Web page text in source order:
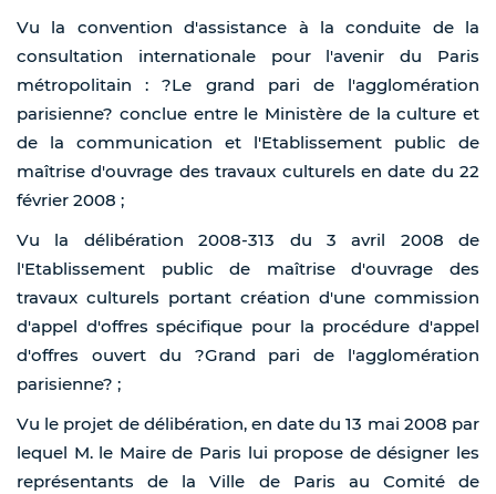
Vu la convention d'assistance à la conduite de la
consultation internationale pour l'avenir du Paris
métropolitain : ?Le grand pari de l'agglomération
parisienne? conclue entre le Ministère de la culture et
de la communication et l'Etablissement public de
maîtrise d'ouvrage des travaux culturels en date du 22
février 2008 ;
Vu la délibération 2008-313 du 3 avril 2008 de
l'Etablissement public de maîtrise d'ouvrage des
travaux culturels portant création d'une commission
d'appel d'offres spécifique pour la procédure d'appel
d'offres ouvert du ?Grand pari de l'agglomération
parisienne? ;
Vu le projet de délibération, en date du 13 mai 2008 par
lequel M. le Maire de Paris lui propose de désigner les
représentants de la Ville de Paris au Comité de